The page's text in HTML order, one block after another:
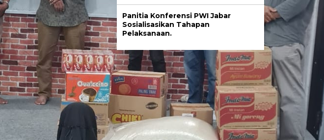
Panitia Konferensi PWI Jabar
Sosialisasikan Tahapan
Pelaksanaan.